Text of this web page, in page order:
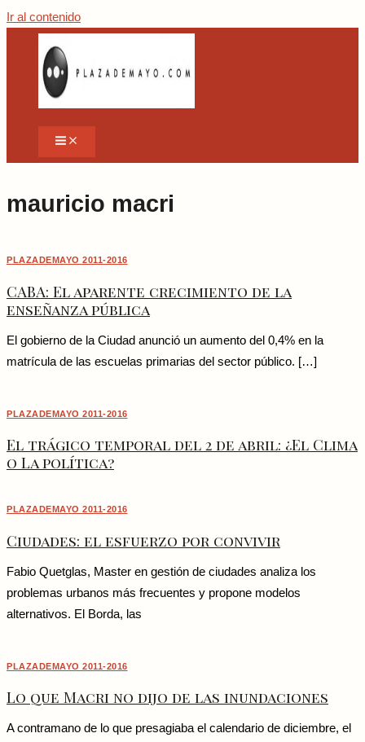
Ir al contenido
mauricio macri
PLAZADEMAYO 2011-2016
CABA: El aparente crecimiento de la
enseñanza pública
El gobierno de la Ciudad anunció un aumento del 0,4% en la
matrícula de las escuelas primarias del sector público. […]
PLAZADEMAYO 2011-2016
El trágico temporal del 2 de abril: ¿El Clima
o La política?
PLAZADEMAYO 2011-2016
Ciudades: el esfuerzo por convivir
Fabio Quetglas, Master en gestión de ciudades analiza los
problemas urbanos más frecuentes y propone modelos
alternativos. El Borda, las
PLAZADEMAYO 2011-2016
Lo que Macri no dijo de las inundaciones
A contramano de lo que presagiaba el calendario de diciembre, el